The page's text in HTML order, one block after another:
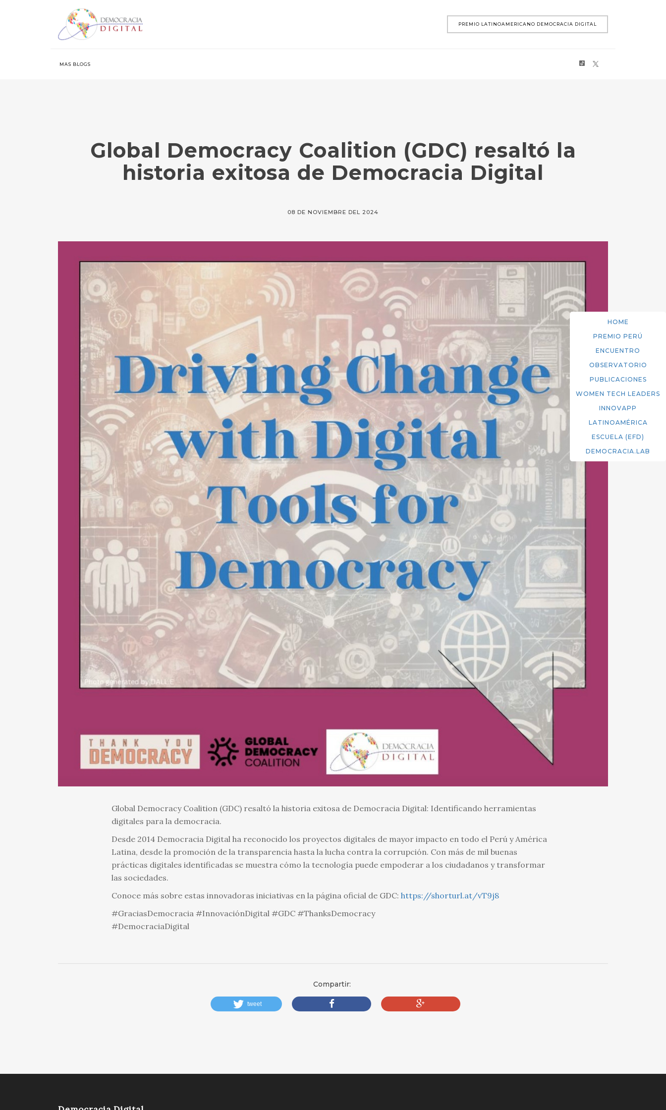
PREMIO LATINOAMERICANO DEMOCRACIA DIGITAL
MAS BLOGS
HOME
PREMIO PERÚ
ENCUENTRO
OBSERVATORIO
PUBLICACIONES
WOMEN TECH LEADERS
INNOVAPP
LATINOAMÉRICA
ESCUELA (EFD)
DEMOCRACIA.LAB
Global Democracy Coalition (GDC) resaltó la
historia exitosa de Democracia Digital
08 DE NOVIEMBRE DEL 2024
Global Democracy Coalition (GDC) resaltó la historia exitosa de Democracia Digital: Identificando herramientas
digitales para la democracia.
Desde 2014 Democracia Digital ha reconocido los proyectos digitales de mayor impacto en todo el Perú y América
Latina, desde la promoción de la transparencia hasta la lucha contra la corrupción. Con más de mil buenas
prácticas digitales identificadas se muestra cómo la tecnología puede empoderar a los ciudadanos y transformar
las sociedades.
Conoce más sobre estas innovadoras iniciativas en la página oficial de GDC: https://shorturl.at/vT9j8
#GraciasDemocracia #InnovaciónDigital #GDC #ThanksDemocracy
#DemocraciaDigital
Compartir:
tweet